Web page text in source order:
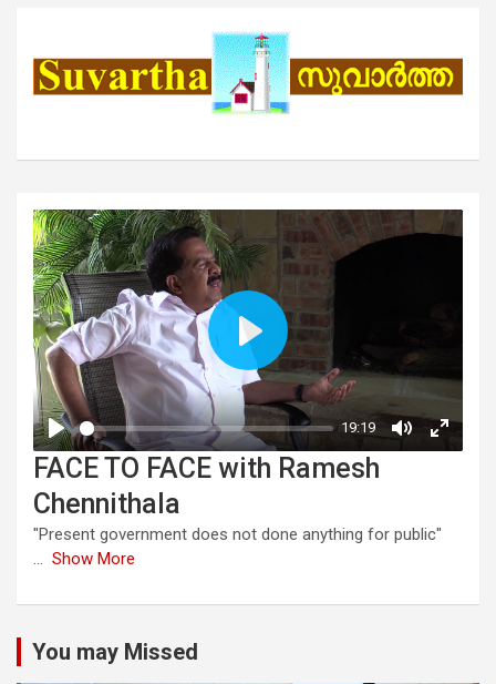
FACE TO FACE with Ramesh
Chennithala
"Present government does not done anything for public"
... Show More
You may Missed